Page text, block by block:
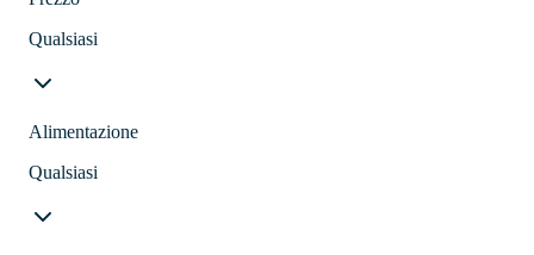
Qualsiasi
Alimentazione
Qualsiasi